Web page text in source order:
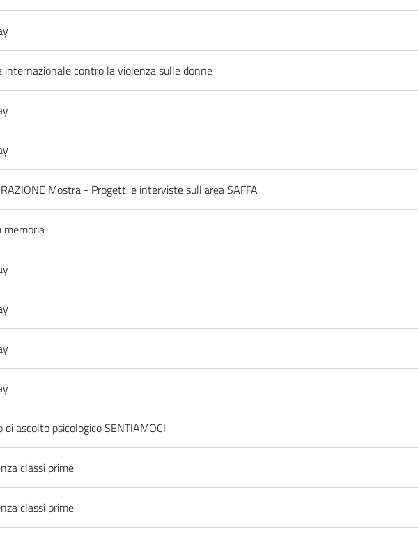
internazionale contro la violenza sulle donne
Mostra - Progetti e interviste sull'area SAFFA
memoria
di ascolto psicologico SENTIAMOCI
classi prime
classi prime